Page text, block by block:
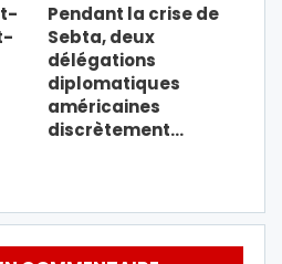
Pendant la crise de
Sebta, deux
délégations
diplomatiques
américaines
discrètement…